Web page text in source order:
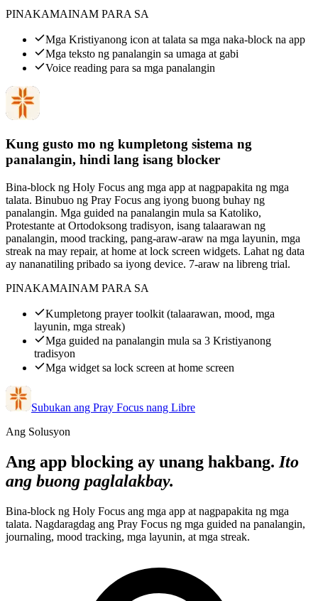
PINAKAMAINAM PARA SA
Mga Kristiyanong icon at talata sa mga naka-block na app
Mga teksto ng panalangin sa umaga at gabi
Voice reading para sa mga panalangin
Kung gusto mo ng kumpletong sistema ng
panalangin, hindi lang isang blocker
Bina-block ng Holy Focus ang mga app at nagpapakita ng mga
talata. Binubuo ng Pray Focus ang iyong buong buhay ng
panalangin. Mga guided na panalangin mula sa Katoliko,
Protestante at Ortodoksong tradisyon, isang talaarawan ng
panalangin, mood tracking, pang-araw-araw na mga layunin, mga
streak na may repair, at home at lock screen widgets. Lahat ng data
ay nananatiling pribado sa iyong device. 7-araw na libreng trial.
PINAKAMAINAM PARA SA
Kumpletong prayer toolkit (talaarawan, mood, mga
layunin, mga streak)
Mga guided na panalangin mula sa 3 Kristiyanong
tradisyon
Mga widget sa lock screen at home screen
Subukan ang Pray Focus nang Libre
Ang Solusyon
Ang app blocking ay unang hakbang. Ito
ang buong paglalakbay.
Bina-block ng Holy Focus ang mga app at nagpapakita ng mga
talata. Nagdaragdag ang Pray Focus ng mga guided na panalangin,
journaling, mood tracking, mga layunin, at mga streak.